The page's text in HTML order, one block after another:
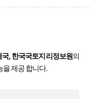
국, 한국국토지리정보원의
을 제공 합니다.